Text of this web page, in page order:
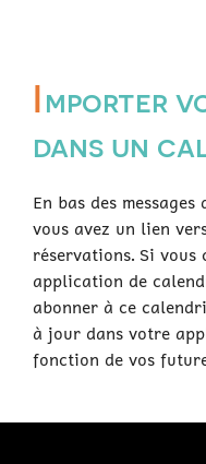
Importer
dans un
En bas des
vous avez un lien
réservations. Si
application de
abonner à ce
à jour dans votre
fonction de vos